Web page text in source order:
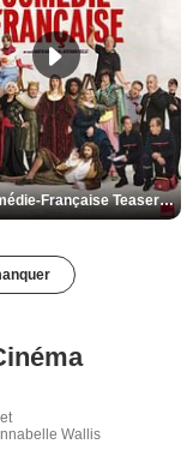
De la Comédie-Française Teaser VF
Wallis